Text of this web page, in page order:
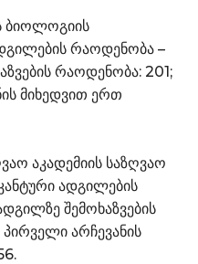
ბიოლოგიის
რაოდენობა –
რაოდენობა: 201;
მიხედვით ერთ
აკადემიის საზღვაო
ადგილების
შემოხაზვების
არჩევანის